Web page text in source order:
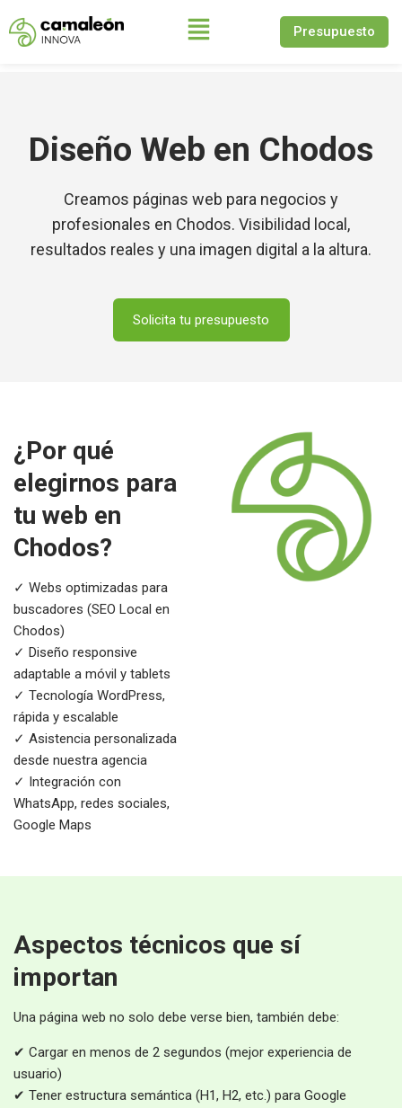
Saltar
Presupuesto
Diseño Web en Chodos
Creamos páginas web para negocios y
profesionales en Chodos. Visibilidad local,
resultados reales y una imagen digital a la altura.
Solicita tu presupuesto
¿Por qué
elegirnos para
tu web en
Chodos?
✓ Webs optimizadas para
buscadores (SEO Local en
Chodos)
✓ Diseño responsive
adaptable a móvil y tablets
✓ Tecnología WordPress,
rápida y escalable
✓ Asistencia personalizada
desde nuestra agencia
✓ Integración con
WhatsApp, redes sociales,
Google Maps
Aspectos técnicos que sí
importan
Una página web no solo debe verse bien, también debe:
✔ Cargar en menos de 2 segundos (mejor experiencia de
usuario)
✔ Tener estructura semántica (H1, H2, etc.) para Google